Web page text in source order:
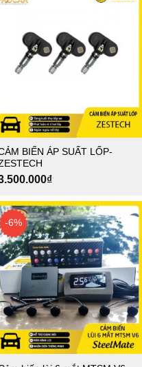
BIẾN ÁP SUẤT LỐP-
₫
-6%